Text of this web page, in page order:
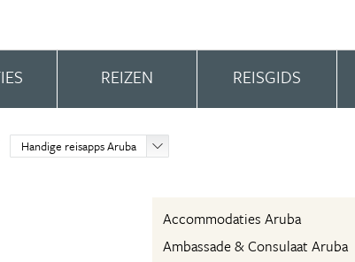
REIZEN REISGIDS
Handige reisapps Aruba
Accommodaties Aruba
Ambassade & Consulaat Aruba